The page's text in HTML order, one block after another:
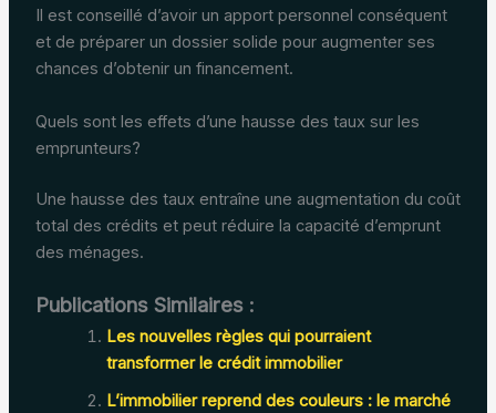
Il est conseillé d’avoir un apport personnel conséquent
et de préparer un dossier solide pour augmenter ses
chances d’obtenir un financement.
Quels sont les effets d’une hausse des taux sur les
emprunteurs?
Une hausse des taux entraîne une augmentation du coût
total des crédits et peut réduire la capacité d’emprunt
des ménages.
Publications Similaires :
Les nouvelles règles qui pourraient
transformer le crédit immobilier
L’immobilier reprend des couleurs : le marché